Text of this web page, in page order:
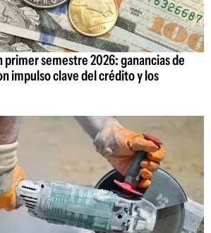
primer semestre 2026: ganancias de
impulso clave del crédito y los